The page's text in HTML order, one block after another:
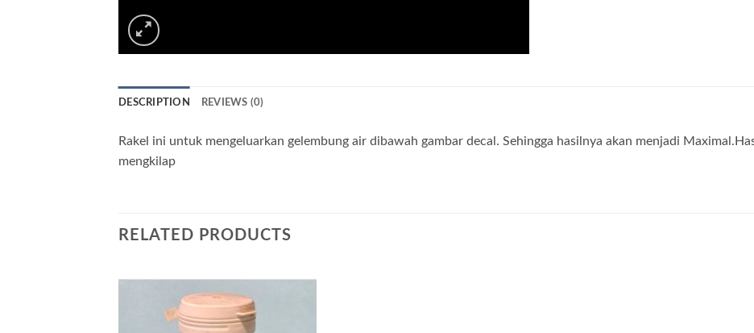
DESCRIPTION REVIEWS (0)
Rakel ini untuk mengeluarkan gelembung air dibawah gambar decal. Sehingga hasilnya akan menjadi
mengkilap
RELATED PRODUCTS